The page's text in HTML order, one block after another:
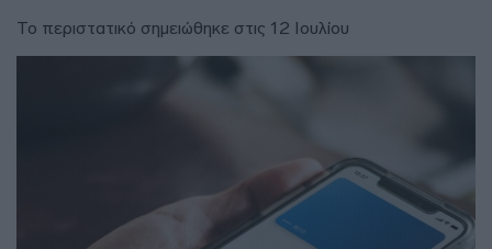
Το περιστατικό σημειώθηκε στις 12 Ιουλίου